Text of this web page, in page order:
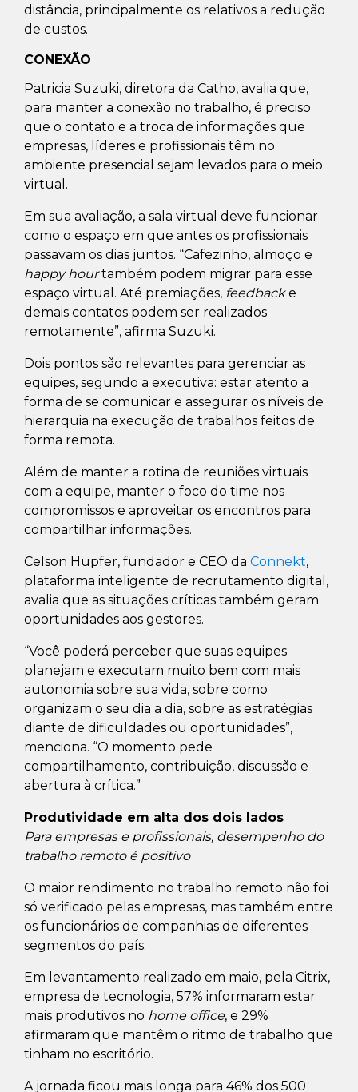
distância, principalmente os relativos a redução
de custos.
CONEXÃO
Patricia Suzuki, diretora da Catho, avalia que,
para manter a conexão no trabalho, é preciso
que o contato e a troca de informações que
empresas, líderes e profissionais têm no
ambiente presencial sejam levados para o meio
virtual.
Em sua avaliação, a sala virtual deve funcionar
como o espaço em que antes os profissionais
passavam os dias juntos. “Cafezinho, almoço e
happy hourtambém podem migrar para esse
espaço virtual. Até premiações, feedbacke
demais contatos podem ser realizados
remotamente”, afirma Suzuki.
Dois pontos são relevantes para gerenciar as
equipes, segundo a executiva: estar atento a
forma de se comunicar e assegurar os níveis de
hierarquia na execução de trabalhos feitos de
forma remota.
Além de manter a rotina de reuniões virtuais
com a equipe, manter o foco do time nos
compromissos e aproveitar os encontros para
compartilhar informações.
Celson Hupfer, fundador e CEO da Connekt,
plataforma inteligente de recrutamento digital,
avalia que as situações críticas também geram
oportunidades aos gestores.
“Você poderá perceber que suas equipes
planejam e executam muito bem com mais
autonomia sobre sua vida, sobre como
organizam o seu dia a dia, sobre as estratégias
diante de dificuldades ou oportunidades”,
menciona. “O momento pede
compartilhamento, contribuição, discussão e
abertura à crítica.”
Produtividade em alta dos dois lados
Para empresas e profissionais, desempenho do
trabalho remoto é positivo
O maior rendimento no trabalho remoto não foi
só verificado pelas empresas, mas também entre
os funcionários de companhias de diferentes
segmentos do país.
Em levantamento realizado em maio, pela Citrix,
empresa de tecnologia, 57% informaram estar
mais produtivos no home office, e 29%
afirmaram que mantêm o ritmo de trabalho que
tinham no escritório.
A jornada ficou mais longa para 46% dos 500